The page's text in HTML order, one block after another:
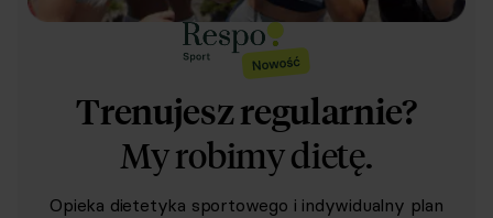
Trenujesz regularnie?
My robimy dietę.
Opieka dietetyka sportowego i indywidualny plan